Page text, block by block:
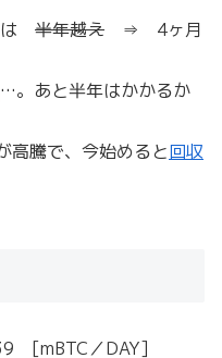
は 半年越え ⇒ 4ヶ月
…。あと半年はかかるか
高騰で、今始めると回収
[mBTC／DAY]